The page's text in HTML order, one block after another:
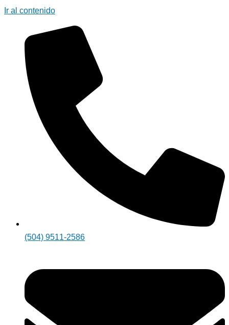
Ir al contenido
(504) 9511-2586